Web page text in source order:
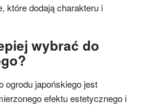
które dodają charakteru i
wybrać do
ogrodu japońskiego jest
efektu estetycznego i